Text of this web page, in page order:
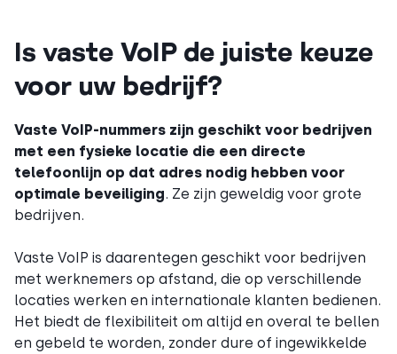
Is vaste VoIP de juiste keuze
voor uw bedrijf?
Vaste VoIP-nummers zijn geschikt voor bedrijven
met een fysieke locatie die een directe
telefoonlijn op dat adres nodig hebben voor
optimale beveiliging. Ze zijn geweldig voor grote
bedrijven.
Vaste VoIP is daarentegen geschikt voor bedrijven
met werknemers op afstand, die op verschillende
locaties werken en internationale klanten bedienen.
Het biedt de flexibiliteit om altijd en overal te bellen
en gebeld te worden, zonder dure of ingewikkelde